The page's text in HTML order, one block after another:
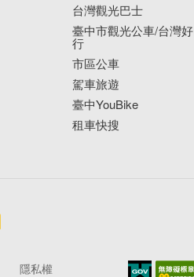
台灣觀光巴士
臺中市觀光公車/台灣好
行
市區公車
駕車旅遊
臺中YouBike
租車快搜
隱私權